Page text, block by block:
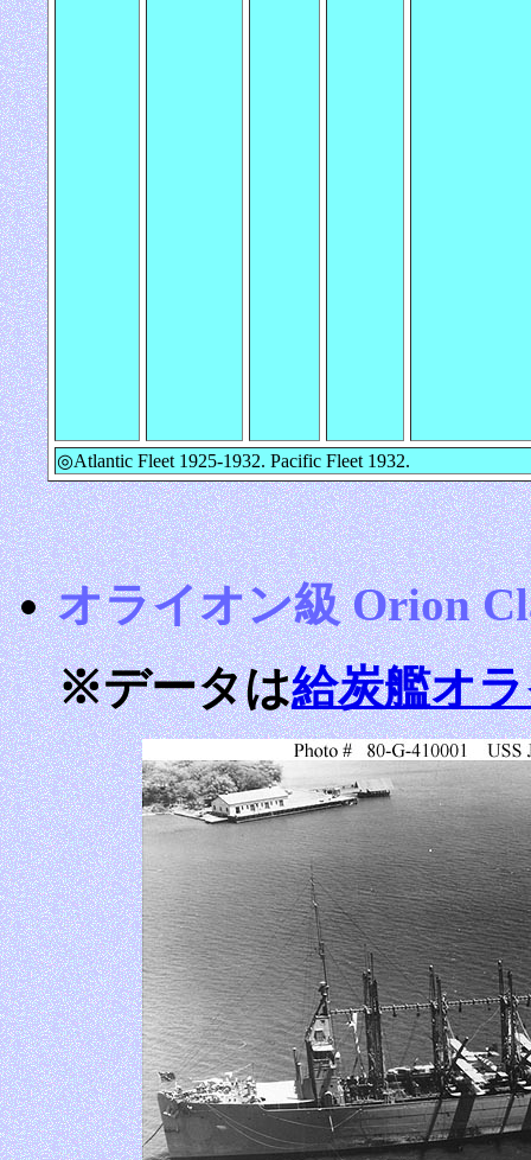
◎Atlantic Fleet 1925-1932. Pacific Fleet 1932.
オライオン級 Orion
※データは給炭艦オ